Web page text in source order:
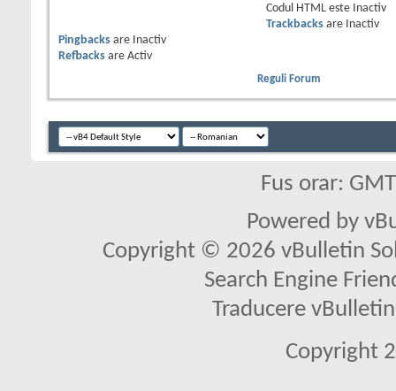
Codul HTML este
Inactiv
Trackbacksare
Inactiv
Pingbacks are
Inactiv
Refbacks are Activ
Reguli Forum
Fus orar:
Powered by
Copyright © 2026 vBulletin
Search Engine
Traducere
Copyright